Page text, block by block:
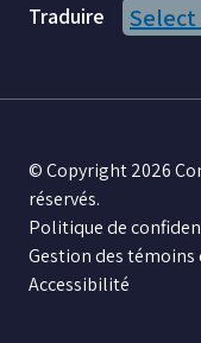
Traduire Select
© Copyright 2026
réservés.
Politique de
Gestion des
Accessibilité